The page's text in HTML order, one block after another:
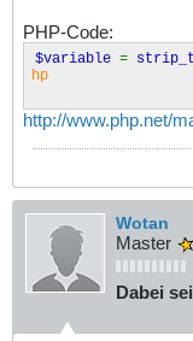
PHP-Code:
$variable =
hp
http://www.php.net/
Wotan
Master
Dabei